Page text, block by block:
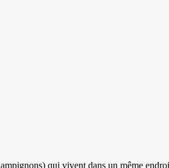
qui vivent dans un même